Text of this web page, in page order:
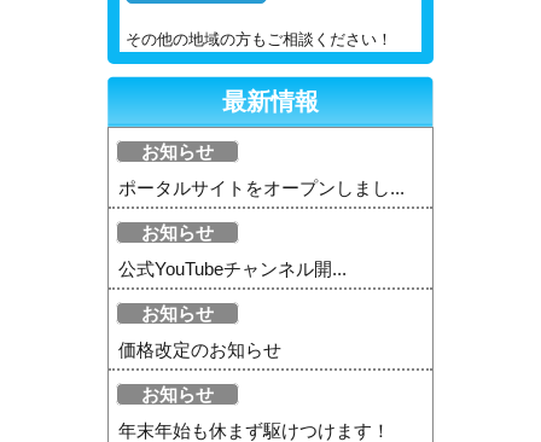
その他の地域の方もご相談ください！
最新情報
お知らせ
ポータルサイトをオープンしまし...
お知らせ
公式YouTubeチャンネル開...
お知らせ
価格改定のお知らせ
お知らせ
年末年始も休まず駆けつけます！